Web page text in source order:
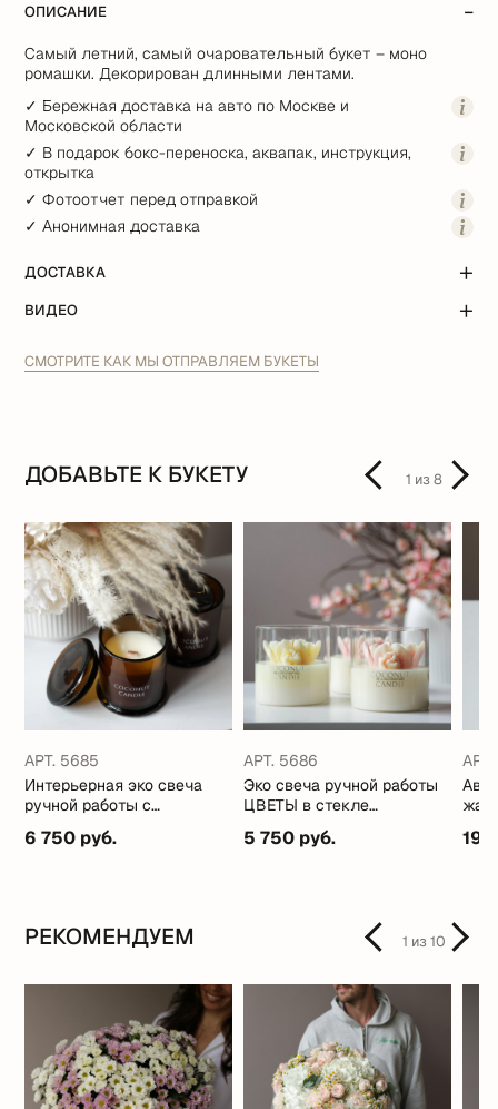
ОПИСАНИЕ
Самый летний, самый очаровательный букет – моно
ромашки. Декорирован длинными лентами.
✓ Бережная доставка на авто по Москве и
Московской области
✓ В подарок бокс-переноска, аквапак, инструкция,
открытка
✓ Фотоотчет перед отправкой
✓ Анонимная доставка
ДОСТАВКА
ВИДЕО
СМОТРИТЕ КАК МЫ ОТПРАВЛЯЕМ БУКЕТЫ
ДОБАВЬТЕ К БУКЕТУ 1 из8
АРТ. 5685
Интерьерная эко свеча
ручной работы с
кокосовым маслом
6 750 руб.
АРТ. 5686
Эко свеча ручной работы
ЦВЕТЫ в стекле
(стильные ароматы)
5 750 руб. 19
РЕКОМЕНДУЕМ 1 из10